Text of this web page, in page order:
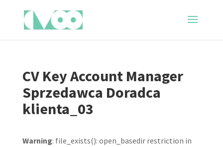
CV Key Account Manager
Sprzedawca Doradca
klienta_03
Warning: file_exists(): open_basedir restriction in